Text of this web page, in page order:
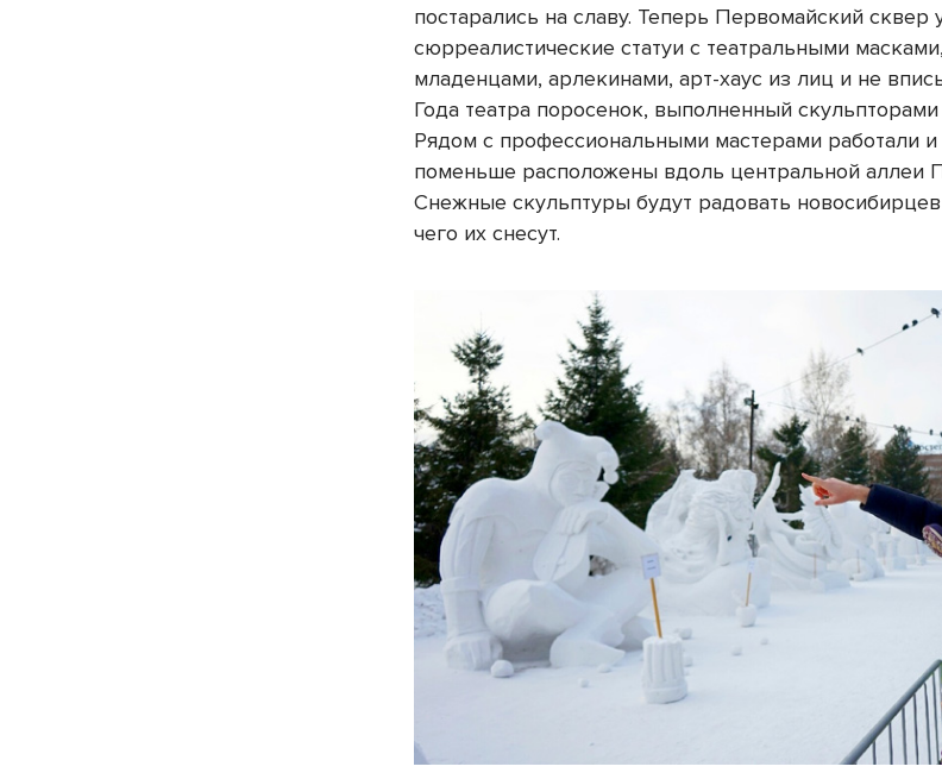
постарались на славу. Теперь Первомайский сквер
сюрреалистические статуи с театральными
младенцами, арлекинами, арт-хаус из лиц и не
Года театра поросенок, выполненный
Рядом с профессиональными мастерами работали
поменьше расположены вдоль центральной аллеи
Снежные скульптуры будут радовать
чего их снесут.